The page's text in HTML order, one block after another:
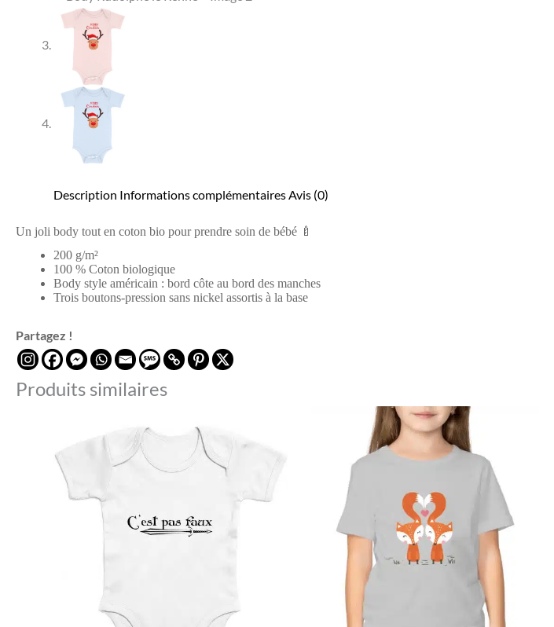
Description Informations complémentairesAvis (0)
Un joli body tout en coton bio pour prendre soin de bébé 🍼
200 g/m²
100 % Coton biologique
Body style américain : bord côte au bord des manches
Trois boutons-pression sans nickel assortis à la base
Partagez !
Produits similaires